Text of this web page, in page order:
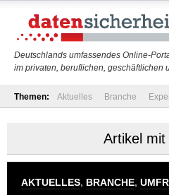
Deutschlands umfassendes Online-
im privaten, beruflichen, geschäftlichen
Themen: Aktuelles Branche
Artikel mit
AKTUELLES, BRANCHE,